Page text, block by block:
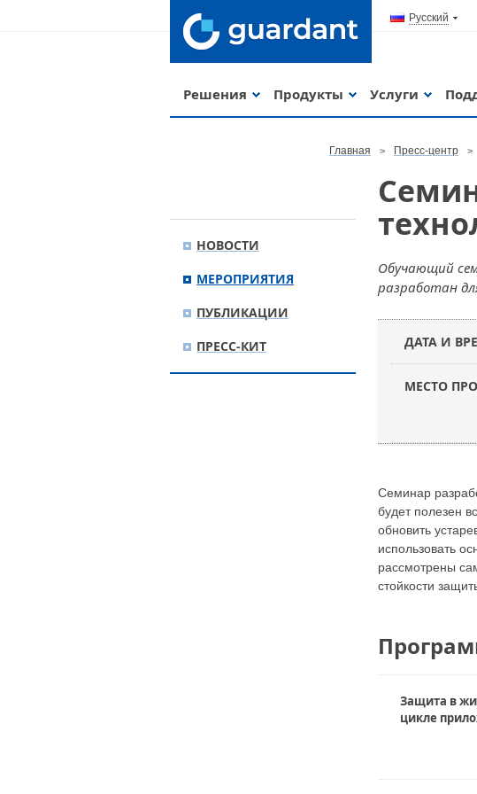
Русский
Решения Продукты Услуги
Главная Пресс-центр
Обучающий
разработан
ДАТА И
МЕСТО
Семинар
будет полезен
обновить
использовать
рассмотрены
стойкости
Защита в
цикле
НОВОСТИ
МЕРОПРИЯТИЯ
ПУБЛИКАЦИИ
ПРЕСС-КИТ